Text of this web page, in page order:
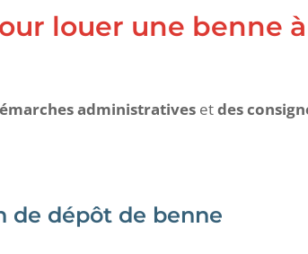
louer une benne
administratives etdes
de dépôt de benne